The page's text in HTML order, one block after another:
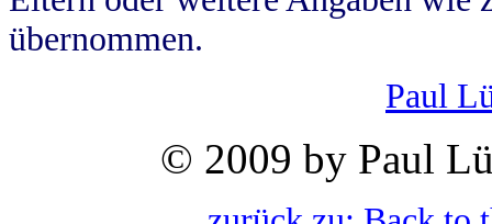
übernommen.
Paul
© 2009 by Paul